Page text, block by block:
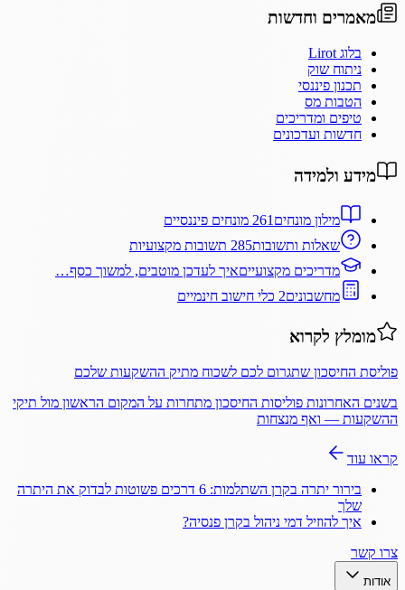
מאמרים וחדשות
בלוג Lirot
ניתוח שוק
תכנון פיננסי
הטבות מס
טיפים ומדריכים
חדשות ועדכונים
מידע ולמידה
מילון מונחים 261 מונחים פיננסיים
שאלות ותשובות285 תשובות מקצועיות
מדריכים מקצועייםאיך לעדכן מוטבים, למשוך כסף…
מחשבונים2 כלי חישוב חינמיים
מומלץ לקרוא
פוליסת החיסכון שתגרום לכם לשכוח מתיק ההשקעות שלכם
בשנים האחרונות פוליסות החיסכון מתחרות על המקום הראשון מול תיקי
ההשקעות — ואף מנצחות
קראו עוד
בירור יתרה בקרן השתלמות: 6 דרכים פשוטות לבדוק את היתרה
שלך
איך להוזיל דמי ניהול בקרן פנסיה?
צרו קשר
אודות